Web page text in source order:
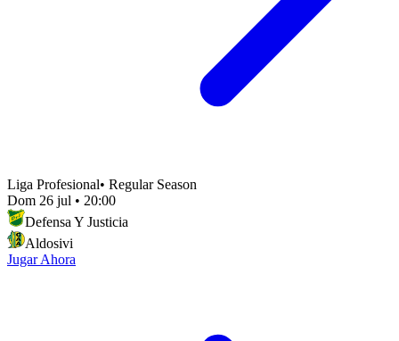
Liga Profesional• Regular Season
Dom 26 jul • 20:00
Defensa Y Justicia
Aldosivi
Jugar Ahora